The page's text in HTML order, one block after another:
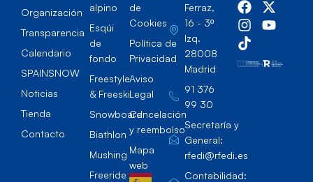
Organización
Transparencia
Calendario
SPAINSNOW
Noticias
Tienda
Contacto
alpino
Esqúi
de
fondo
Freestyle
& Freeski
Snowboard
Biathlon
Mushing
Freeride
de
Cookies
Política de
Privacidad
Aviso
Legal
Cancelación
y reembolso
Mapa
web
Ferraz,
16 - 3º
Izq.
28008
Madrid
91 376
99 30
Secretaría y
General:
rfedi@rfedi.es
Contabilidad: